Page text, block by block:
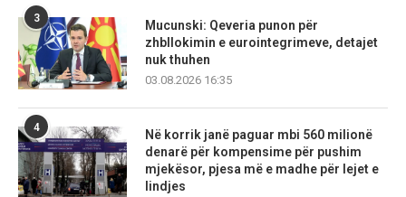
3
Mucunski: Qeveria punon për
zhbllokimin e eurointegrimeve, detajet
nuk thuhen
03.08.2026 16:35
4
Në korrik janë paguar mbi 560 milionë
denarë për kompensime për pushim
mjekësor, pjesa më e madhe për lejet e
lindjes